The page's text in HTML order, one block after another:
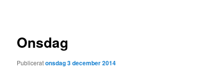
Onsdag
Publiceratonsdag 3 december 2014